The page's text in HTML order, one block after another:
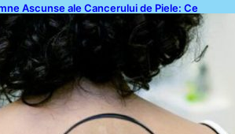
Ascunse ale Cancerului de Piele: Ce
să Știm pentru a Ne Proteja